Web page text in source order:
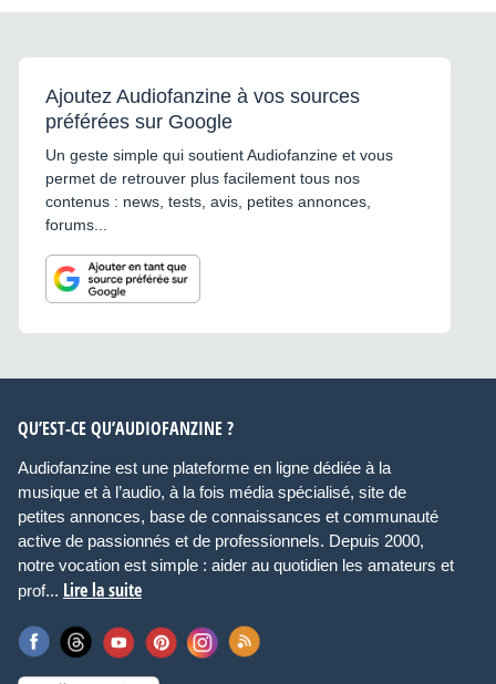
Ajoutez Audiofanzine à vos sources
préférées sur Google
Un geste simple qui soutient Audiofanzine et vous
permet de retrouver plus facilement tous nos
contenus : news, tests, avis, petites annonces,
forums...
QU’EST-CE QU’AUDIOFANZINE ?
Audiofanzine est une plateforme en ligne dédiée à la
musique et à l’audio, à la fois média spécialisé, site de
petites annonces, base de connaissances et communauté
active de passionnés et de professionnels. Depuis 2000,
notre vocation est simple : aider au quotidien les amateurs et
prof... Lire la suite